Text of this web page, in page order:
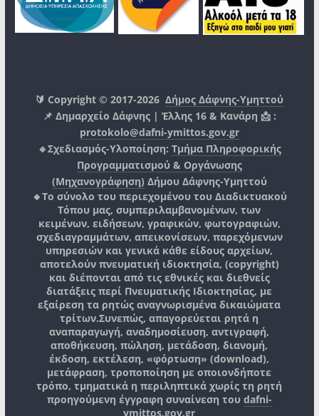
🔰 Copyright © 2017-2026Δήμος Δάφνης-Υμηττού
📌 Δημαρχείο Δάφνης | Έλλης 16 & Κανάρη 📩 :
protokolo@dafni-ymittos.gov.gr
🔹Σχεδιασμός-Υλοποίηση: Τμήμα Πληροφορικής
Προγραμματισμού & Οργάνωσης
(Μηχανογράφηση) Δήμου Δάφνης-Υμηττού
🔸Το σύνολο του περιεχομένου του Διαδικτυακού
Τόπου μας, συμπεριλαμβανομένων, των
κειμένων, ειδήσεων, γραφικών, φωτογραφιών,
σχεδιαγραμμάτων, απεικονίσεων, παρεχόμενων
υπηρεσιών και γενικά κάθε είδους αρχείων,
αποτελούν πνευματική ιδιοκτησία, (copyright)
και διέπονται από τις εθνικές και διεθνείς
διατάξεις περί Πνευματικής Ιδιοκτησίας, με
εξαίρεση τα ρητώς αναγνωρισμένα δικαιώματα
τρίτων.Συνεπώς, απαγορεύεται ρητά η
αναπαραγωγή, αναδημοσίευση, αντιγραφή,
αποθήκευση, πώληση, μετάδοση, διανομή,
έκδοση, εκτέλεση, «φόρτωση» (download),
μετάφραση, τροποποίηση με οποιονδήποτε
τρόπο, τμηματικά η περιληπτικά χωρίς τη ρητή
προηγούμενη έγγραφη συναίνεση του dafni-
ymittos.gov.gr